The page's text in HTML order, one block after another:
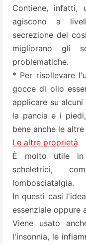
Contiene,
agiscono a
secrezione dei
migliorano gli
problematiche.
* Per risollevare
gocce di olio
applicare su
la pancia e i
bene anche le altre
Le altre proprietà
È molto utile in
scheletrici,
lombosciatalgia.
In questi casi
essenziale oppure
Viene usato
l'insonnia, le